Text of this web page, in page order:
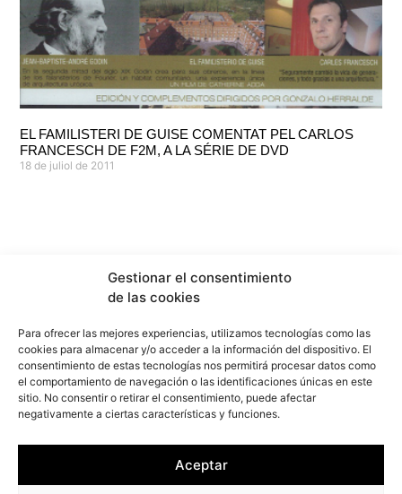
Gestionar el consentimiento
de las cookies
Para ofrecer las mejores experiencias, utilizamos tecnologías como las
cookies para almacenar y/o acceder a la información del dispositivo. El
consentimiento de estas tecnologías nos permitirá procesar datos como
el comportamiento de navegación o las identificaciones únicas en este
sitio. No consentir o retirar el consentimiento, puede afectar
negativamente a ciertas características y funciones.
Aceptar
EL FAMILISTERI DE GUISE COMENTAT PEL CARLOS
FRANCESCH DE F2M, A LA SÉRIE DE DVD
18 de juliol de 2011
info@f2marquitectura.com
Política de privadesa